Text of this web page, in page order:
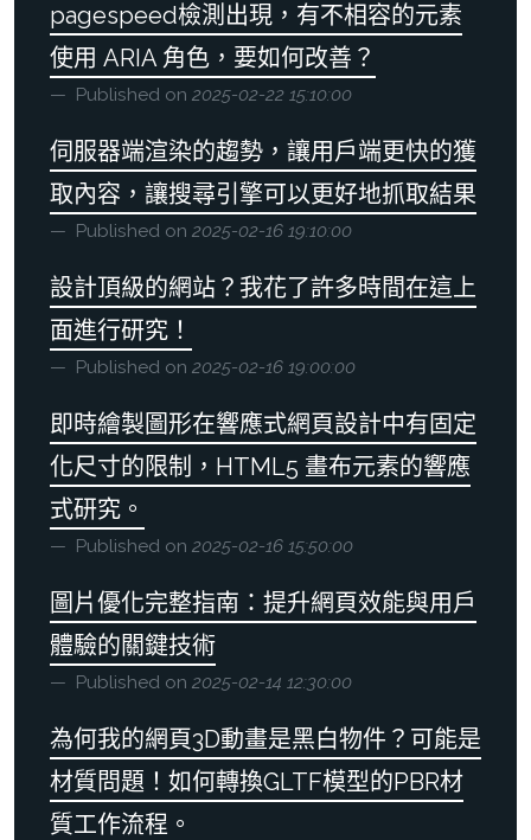
pagespeed檢測出現，有不相容的元素
使用 ARIA 角色，要如何改善？
Published on 2025-02-22 15:10:00
伺服器端渲染的趨勢，讓用戶端更快的獲
取內容，讓搜尋引擎可以更好地抓取結果
Published on 2025-02-16 19:10:00
設計頂級的網站？我花了許多時間在這上
面進行研究！
Published on 2025-02-16 19:00:00
即時繪製圖形在響應式網頁設計中有固定
化尺寸的限制，HTML5 畫布元素的響應
式研究。
Published on 2025-02-16 15:50:00
圖片優化完整指南：提升網頁效能與用戶
體驗的關鍵技術
Published on 2025-02-14 12:30:00
為何我的網頁3D動畫是黑白物件？可能是
材質問題！如何轉換GLTF模型的PBR材
質工作流程。